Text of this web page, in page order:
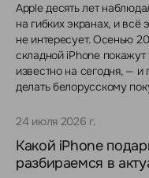
Apple десять лет
на гибких экранах, и всё
не интересует. Осенью
складной iPhone
известно на сегодня, — и
делать белорусскому
24 июля 2026 г.
Какой iPhone
разбираемся в